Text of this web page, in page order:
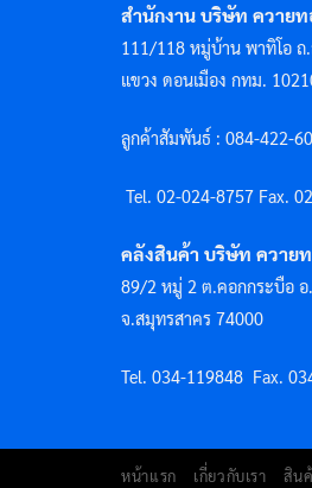
สำนักงาน บริษัท ควายท
111/118 หมู่บ้าน พาทิโอ ถ
แขวง ดอนเมือง กทม.
ลูกค้าสัมพันธ์ : 084-422-
Tel. 02-024-8757 Fax.
คลังสินค้า บริษัท ควาย
89/2 หมู่ 2 ต.คอกกระบือ อ.
จ.สมุทรสาคร 74000
Tel. 034-119848 Fax.
หน้าแรก เกี่ยวกับเรา สิน